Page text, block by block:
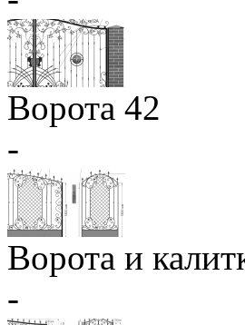
Ворота 42
-
Ворота и
-